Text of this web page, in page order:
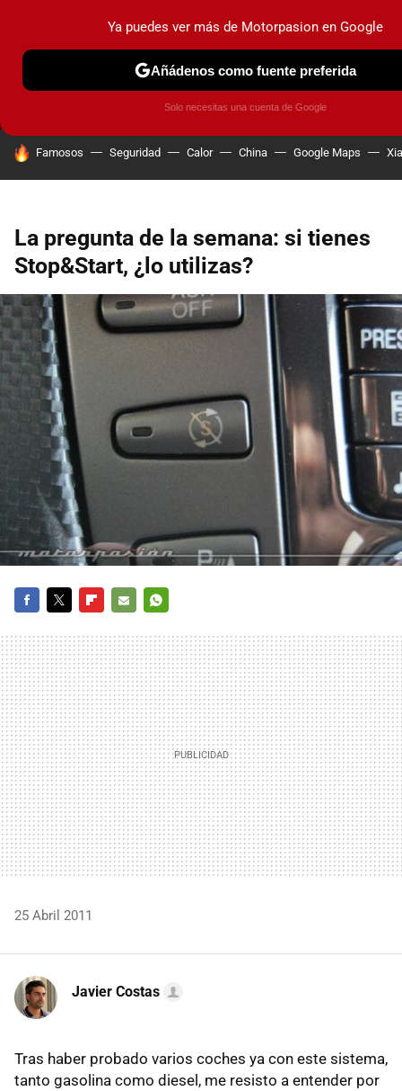
MENÚ NUEVO
COCHES ELÉCTRICOS OBSERVATORIO
HOY SE HABLA DE
Famosos Seguridad Calor China Google Maps
La pregunta de la semana: si tienes
Stop&Start, ¿lo utilizas?
MAIL
25 Abril 2011
Javier Costas
Tras haber probado varios coches ya con este sistema,
tanto gasolina como diesel, me resisto a entender por
Ya puedes ver más de Motorpasion en Google
Añádenos como fuente preferida
Solo necesitas una cuenta de Google